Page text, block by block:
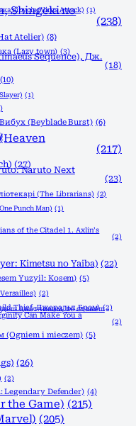
вірусів (Virus Attack) (1)
Shingeki no
(238)
Atelier) (8)
(Lazy town) (3)
Sequence), Дж.
(18)
(10)
(1)
(Beyblade Burst) (6)
(217)
(27)
Naruto Next
(23)
(The Librarians) (2)
Punch Man) (1)
of the Citadel 1. Axlin’s
(2)
Kimetsu no Yaiba) (22)
Yuzyil: Kosem) (5)
(2)
Thief, Джеральд Бром) (2)
цнотливим, то станеш
Can Make You a
(2)
(Ogniem i mieczem) (5)
(26)
(2)
Legendary Defender) (4)
the Game) (215)
(205)